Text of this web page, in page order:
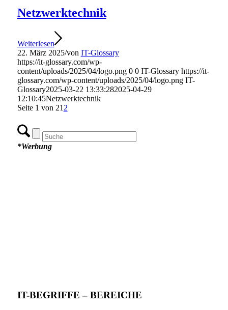
Netzwerktechnik
Weiterlesen
22. März 2025/von IT-Glossary
https://it-glossary.com/wp-
content/uploads/2025/04/logo.png 0 0 IT-Glossary https://it-
glossary.com/wp-content/uploads/2025/04/logo.png IT-
Glossary2025-03-22 13:33:282025-04-29
12:10:45Netzwerktechnik
Seite 1 von 21 2
*Werbung
IT-BEGRIFFE – BEREICHE